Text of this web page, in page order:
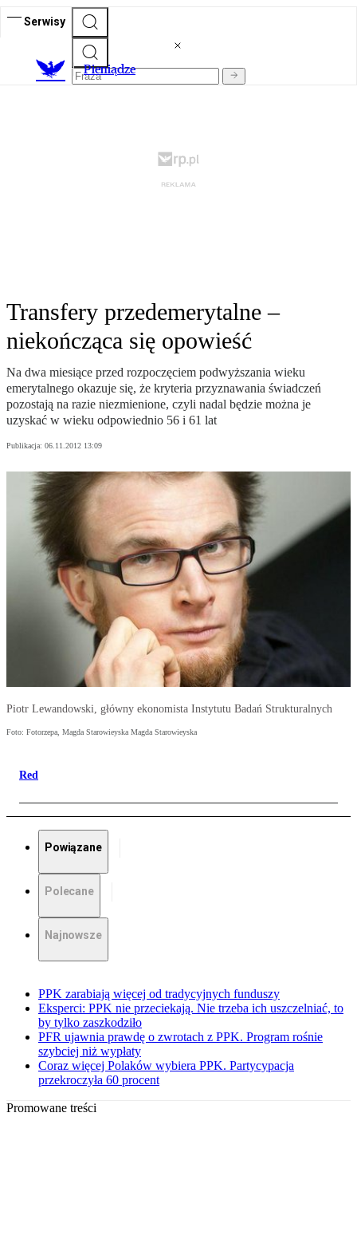
Serwisy
Pieniądze
Transfery przedemerytalne –
niekończąca się opowieść
Na dwa miesiące przed rozpoczęciem podwyższania wieku
emerytalnego okazuje się, że kryteria przyznawania świadczeń
pozostają na razie niezmienione, czyli nadal będzie można je
uzyskać w wieku odpowiednio 56 i 61 lat
Publikacja: 06.11.2012 13:09
Piotr Lewandowski, główny ekonomista Instytutu Badań Strukturalnych
Foto: Fotorzepa, Magda Starowieyska Magda Starowieyska
Red
Powiązane
Polecane
Najnowsze
PPK zarabiają więcej od tradycyjnych funduszy
Eksperci: PPK nie przeciekają. Nie trzeba ich uszczelniać, to
by tylko zaszkodziło
PFR ujawnia prawdę o zwrotach z PPK. Program rośnie
szybciej niż wypłaty
Coraz więcej Polaków wybiera PPK. Partycypacja
przekroczyła 60 procent
Promowane treści